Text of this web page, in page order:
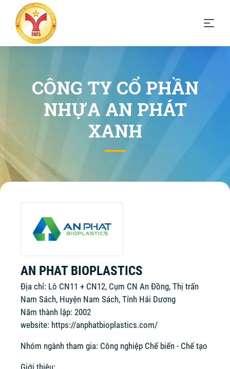
CÔNG TY CỔ PHẦN
NHỰA AN PHÁT
XANH
AN PHAT BIOPLASTICS
Địa chỉ: Lô CN11 + CN12, Cụm CN An Đồng, Thị trấn
Nam Sách, Huyện Nam Sách, Tỉnh Hải Dương
Năm thành lập: 2002
website: https://anphatbioplastics.com/
Nhóm ngành tham gia: Công nghiệp Chế biến - Chế tạo
Giới thiệu: